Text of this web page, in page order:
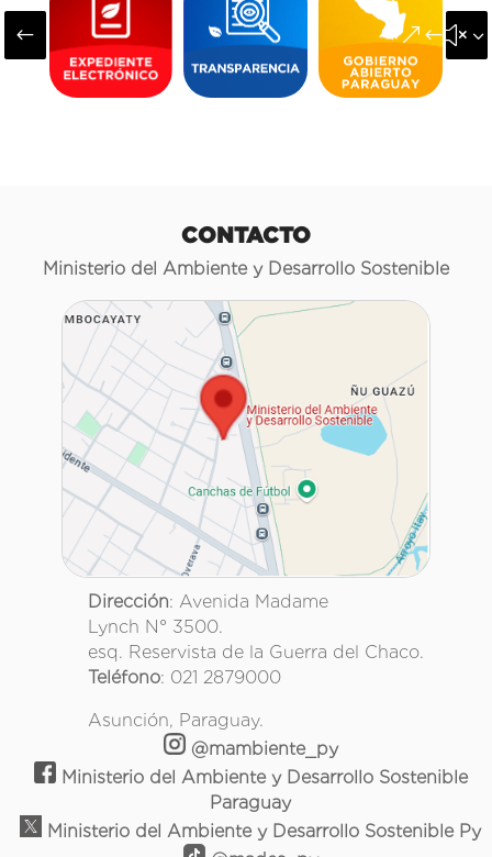
#
CONTACTO
Ministerio del Ambiente y Desarrollo Sostenible
Dirección: Avenida Madame
Lynch N° 3500.
esq. Reservista de la Guerra del Chaco.
Teléfono: 021 2879000
Asunción, Paraguay.
@mambiente_py
Ministerio del Ambiente y Desarrollo Sostenible
Paraguay
Ministerio del Ambiente y Desarrollo Sostenible Py